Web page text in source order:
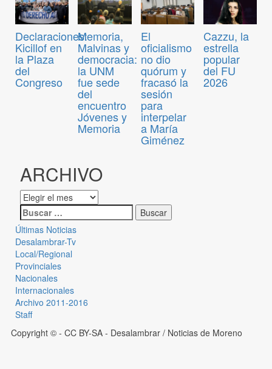
Declaraciones:
Kicillof en
la Plaza
del
Congreso
Memoria,
Malvinas y
democracia:
la UNM
fue sede
del
encuentro
Jóvenes y
Memoria
El
oficialismo
no dio
quórum y
fracasó la
sesión
para
interpelar
a María
Giménez
Cazzu, la
estrella
popular
del FU
2026
ARCHIVO
Últimas Noticias
Desalambrar-Tv
Local/Regional
Provinciales
Nacionales
Internacionales
Archivo 2011-2016
Staff
Copyright © - CC BY-SA - Desalambrar / Noticias de Moreno